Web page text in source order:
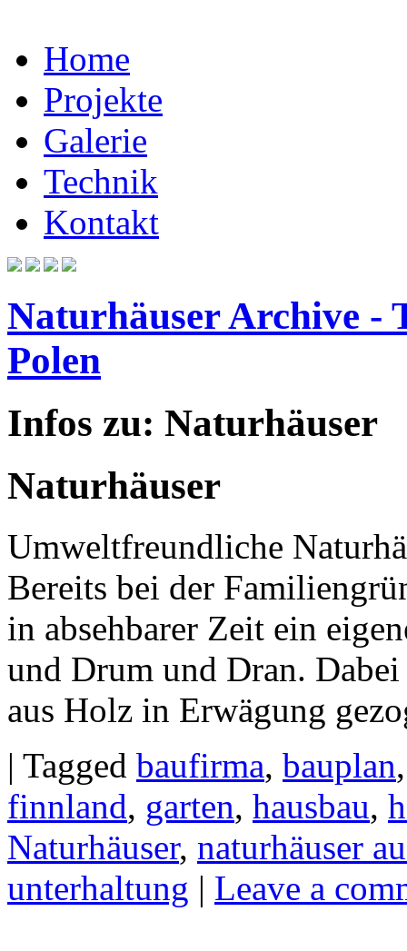
Home
Projekte
Galerie
Technik
Kontakt
Naturhäuser Archive -
Polen
Infos zu: Naturhäuser
Naturhäuser
Umweltfreundliche
Bereits bei der
in absehbarer Zeit ein
und Drum und Dran.
aus Holz in Erwägung
| Tagged baufirma, bauplan
finnland, garten, hausbau,
Naturhäuser, naturhäuser
unterhaltung | Leave a